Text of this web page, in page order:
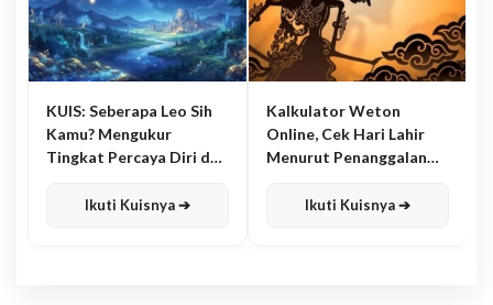
KUIS: Seberapa Leo Sih
Kamu? Mengukur
Tingkat Percaya Diri dan
Ikuti Kuisnya ➔
Kalkulator Weton
Online, Cek Hari Lahir
Menurut Penanggalan
Ikuti Kuisnya ➔